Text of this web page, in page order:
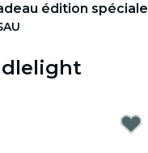
édition spéciale